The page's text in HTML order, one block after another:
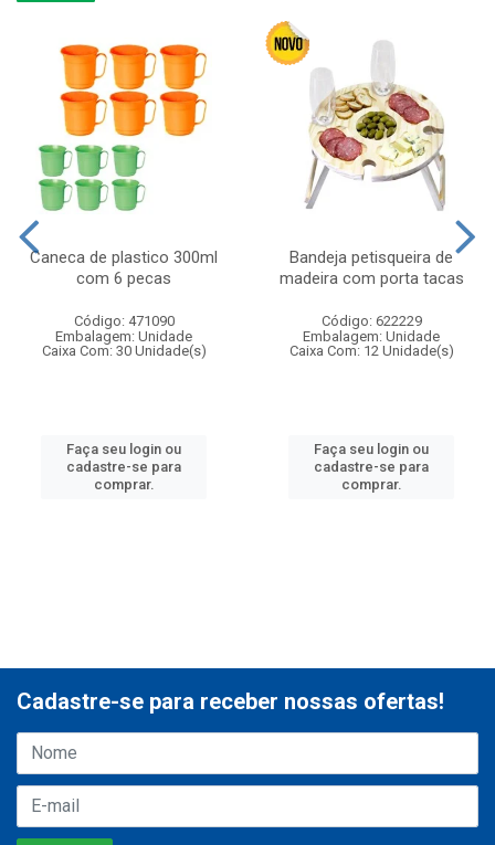
Caneca de plastico 300ml
com 6 pecas
Código: 471090
Embalagem: Unidade
Caixa Com: 30 Unidade(s)
Faça seu login ou
cadastre-se para
comprar.
Bandeja petisqueira de
madeira com porta tacas
Código: 622229
Embalagem: Unidade
Caixa Com: 12 Unidade(s)
Faça seu login ou
cadastre-se para
comprar.
Cadastre-se para receber nossas ofertas!